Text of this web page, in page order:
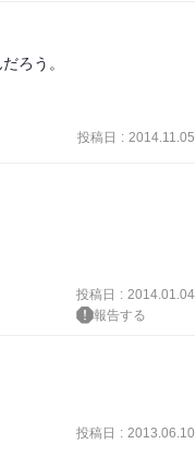
ろう。
投稿日 : 2014.11.05
投稿日 : 2014.01.04
報告する
投稿日 : 2013.06.10